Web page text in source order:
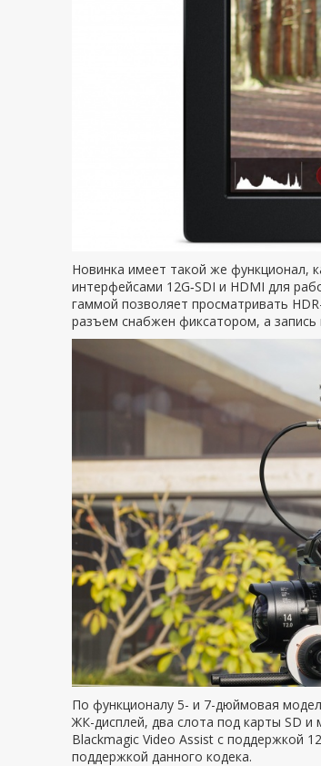
Новинка имеет такой же функционал,
интерфейсами 12G‑SDI и HDMI для
гаммой позволяет просматривать
разъем снабжен фиксатором, а запись
По функционалу 5- и 7-дюймовая
ЖК-дисплей, два слота под карты SD
Blackmagic Video Assist с поддержкой
поддержкой данного кодека.